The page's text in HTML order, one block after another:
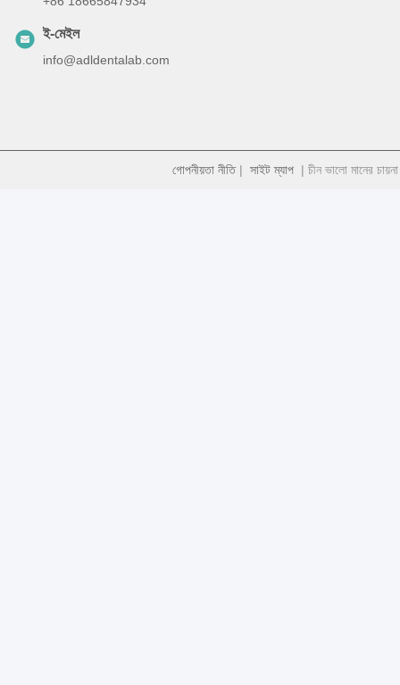
ই-মেইল
info@adldentalab.com
গোপনীয়তা নীতি| সাইট ম্যাপ| চীন ভালো মানের